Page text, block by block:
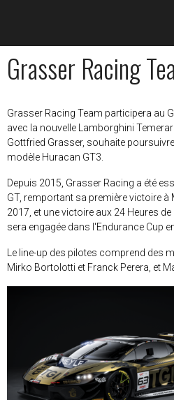
Grasser Racing
Grasser Racing Team participera au
avec la nouvelle Lamborghini
Gottfried Grasser, souhaite
modèle Huracan GT3.
Depuis 2015, Grasser Racing a été
GT, remportant sa première victoire à
2017, et une victoire aux 24 Heures
sera engagée dans l'Endurance Cup
Le line-up des pilotes comprend des
Mirko Bortolotti et Franck Perera, et